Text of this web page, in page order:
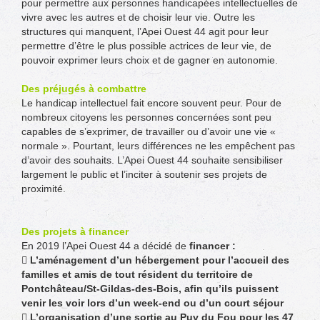
pour permettre aux personnes handicapées intellectuelles de
vivre avec les autres et de choisir leur vie. Outre les
structures qui manquent, l’Apei Ouest 44 agit pour leur
permettre d’être le plus possible actrices de leur vie, de
pouvoir exprimer leurs choix et de gagner en autonomie.
Des préjugés à combattre
Le handicap intellectuel fait encore souvent peur. Pour de
nombreux citoyens les personnes concernées sont peu
capables de s’exprimer, de travailler ou d’avoir une vie «
normale ». Pourtant, leurs différences ne les empêchent pas
d’avoir des souhaits. L’Apei Ouest 44 souhaite sensibiliser
largement le public et l’inciter à soutenir ses projets de
proximité.
Des projets à financer
En 2019 l’Apei Ouest 44 a décidé de financer :
 L’aménagement d’un hébergement pour l’accueil des
familles et amis de tout résident du territoire de
Pontchâteau/St-Gildas-des-Bois, afin qu’ils puissent
venir les voir lors d’un week-end ou d’un court séjour
 L’organisation d’une sortie au Puy du Fou pour les 47